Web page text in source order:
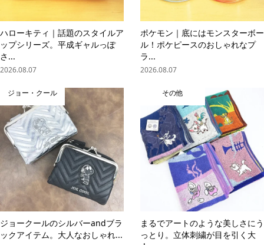
ハローキティ｜話題のスタイルア
ップシリーズ。平成ギャルっぽ
さ...
2026.08.07
ポケモン｜底にはモンスターボー
ル！ポケピースのおしゃれなプ
ラ...
2026.08.07
ジョー・クール
ジョークールのシルバーandブラ
ックアイテム。大人なおしゃれ...
その他
まるでアートのような美しさにう
っとり。立体刺繍が目を引く大